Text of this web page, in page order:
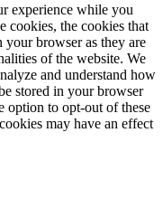
experience while you
cookies, the cookies that
your browser as they are
of the website. We
and understand how
stored in your browser
option to opt-out of these
may have an effect